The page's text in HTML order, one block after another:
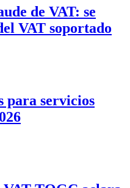
de VAT: se
VAT soportado
para servicios